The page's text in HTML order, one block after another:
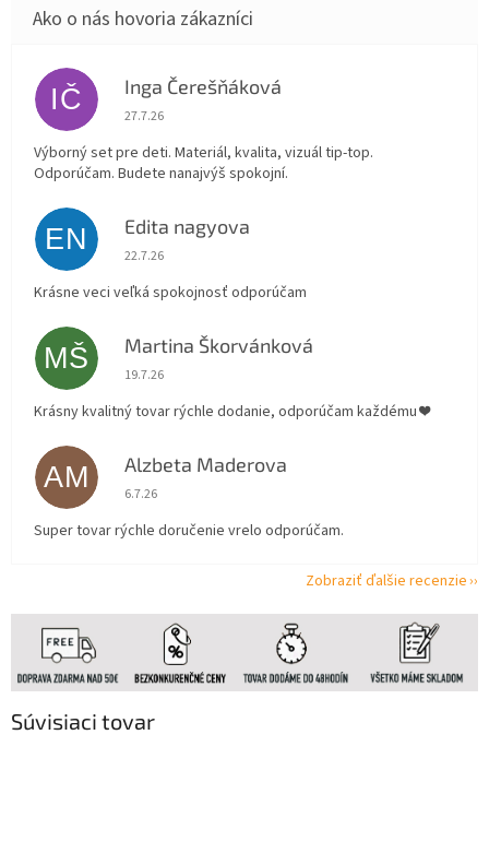
Súvisiaci tovar
IČ Inga Čerešňáková
Hodnotenie obchodu je 5 z 5 hviezdičiek.
27.7.26
Výborný set pre deti. Materiál, kvalita, vizuál tip-top.
Odporúčam. Budete nanajvýš spokojní.
EN Edita nagyova
Hodnotenie obchodu je 5 z 5 hviezdičiek.
22.7.26
Krásne veci veľká spokojnosť odporúčam
MŠ Martina Škorvánková
Hodnotenie obchodu je 5 z 5 hviezdičiek.
19.7.26
Krásny kvalitný tovar rýchle dodanie, odporúčam každému ❤️
AM Alzbeta Maderova
Hodnotenie obchodu je 5 z 5 hviezdičiek.
6.7.26
Super tovar rýchle doručenie vrelo odporúčam.
Zobraziť ďalšie recenzie